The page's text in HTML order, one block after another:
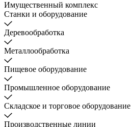
Имущественный комплекс
Станки и оборудование
Деревообработка
Металлообработка
Пищевое оборудование
Промышленное оборудование
Складское и торговое оборудование
Производственные линии